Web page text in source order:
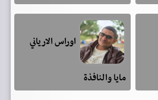
اوراس الارياني
مايا والنافذة